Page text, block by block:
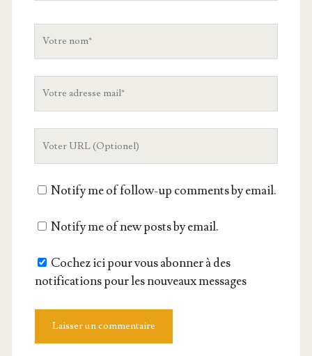
siteNotify me of follow-up comments by email.
Notify me of new posts by email.
Cochez ici pour vous abonner à des
notifications pour les nouveaux messages